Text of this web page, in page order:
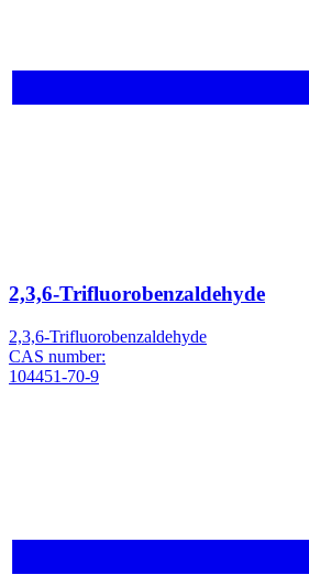
2,3,6-Trifluorobenzaldehyde
2,3,6-Trifluorobenzaldehyde
CAS number:
104451-70-9